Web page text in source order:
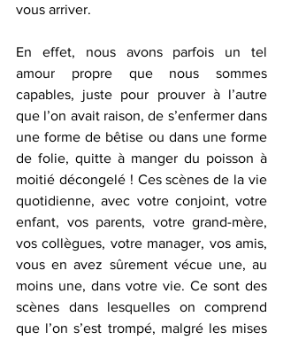
vous arriver.
En effet, nous avons parfois un tel
amour propre que nous sommes
capables, juste pour prouver à l’autre
que l’on avait raison, de s’enfermer dans
une forme de bêtise ou dans une forme
de folie, quitte à manger du poisson à
moitié décongelé ! Ces scènes de la vie
quotidienne, avec votre conjoint, votre
enfant, vos parents, votre grand-mère,
vos collègues, votre manager, vos amis,
vous en avez sûrement vécue une, au
moins une, dans votre vie. Ce sont des
scènes dans lesquelles on comprend
que l’on s’est trompé, malgré les mises